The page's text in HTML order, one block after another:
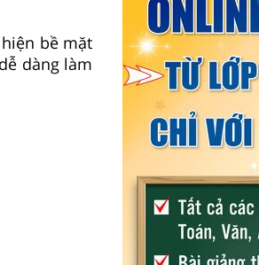
bề mặt
dàng làm